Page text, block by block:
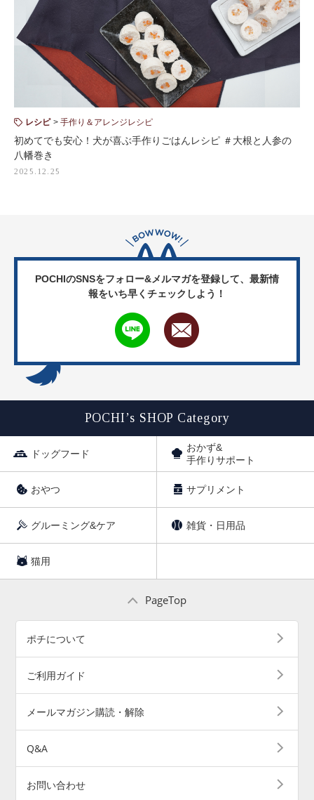
レシピ 手作り＆アレンジレシピ
初めてでも安心！犬が喜ぶ手作りごはんレシピ ＃大根と人参の
八幡巻き
2025.12.25
POCHIのSNSをフォロー&メルマガを登録して、 最新情
報をいち早くチェックしよう！
POCHI’s SHOP Category
ドッグフード
おかず&
手作りサポート
おやつ サプリメント
グルーミング&ケア 雑貨・日用品
猫用
PageTop
ポチについて
ご利用ガイド
メールマガジン購読・解除
Q&A
お問い合わせ